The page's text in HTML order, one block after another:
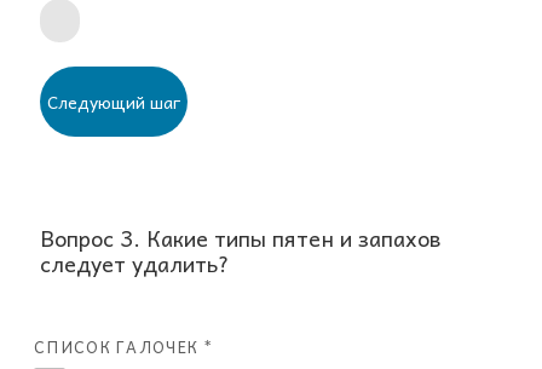
Следующий шаг
Вопрос 3. Какие типы пятен и запахов
следует удалить?
СПИСОК ГАЛОЧЕК *